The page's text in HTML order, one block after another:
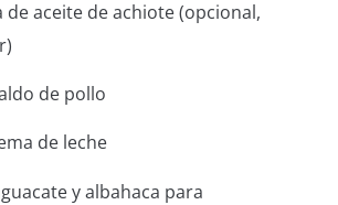
de aceite de achiote (opcional,
de pollo
de leche
y albahaca para